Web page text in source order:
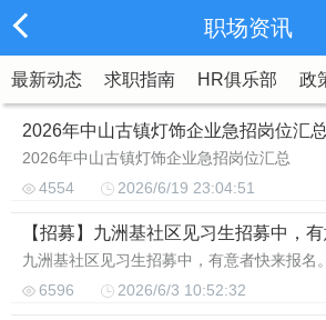
职场资讯
最新动态 求职指南 HR俱乐部 政
2026年中山古镇灯饰企业急招岗位汇总
2026年中山古镇灯饰企业急招岗位汇总
4554
2026/6/19 23:04:51
【招募】九洲基社区见习生招募中，
九洲基社区见习生招募中，有意者快来报名。
6596
2026/6/3 10:52:32